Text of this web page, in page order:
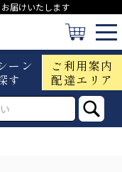
届けいたします
ーン
す
ご利用案内
配達エリア